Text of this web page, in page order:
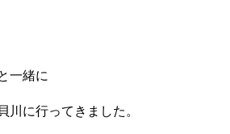
一緒に
川に行ってきました。